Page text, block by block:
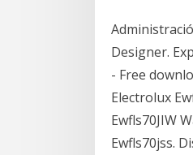
Designer.
- Free
Electrolux
Ewfls70JIW
Ewfls70jss.